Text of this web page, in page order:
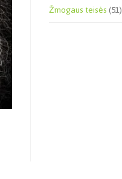
Žmogaus teisės(51)